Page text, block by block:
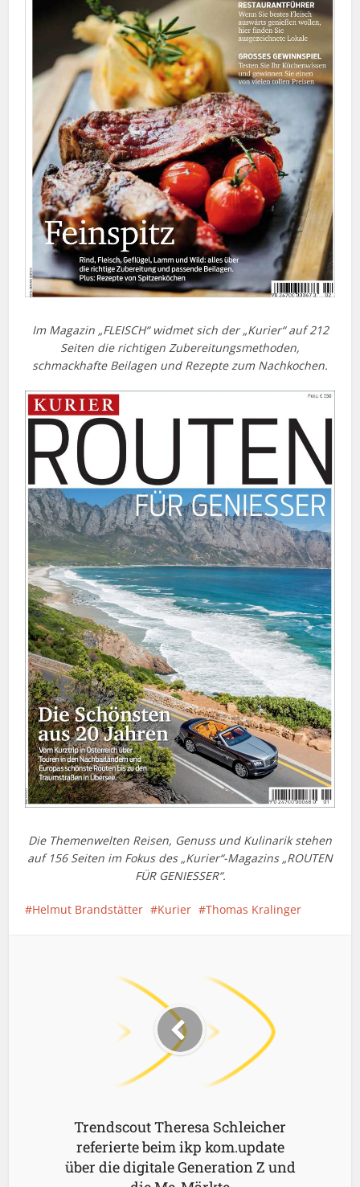
Im Magazin „FLEISCH“ widmet sich der „Kurier“ auf 212
Seiten die richtigen Zubereitungsmethoden,
schmackhafte Beilagen und Rezepte zum Nachkochen.
Die Themenwelten Reisen, Genuss und Kulinarik stehen
auf 156 Seiten im Fokus des „Kurier“-Magazins „ROUTEN
FÜR GENIESSER“.
Helmut Brandstätter Kurier Thomas Kralinger
Trendscout Theresa Schleicher
referierte beim ikp kom.update
über die digitale Generation Z und